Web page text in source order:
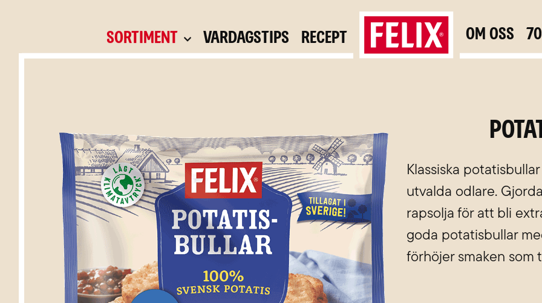
Sortiment Vardagstips Recept Om oss
Klassiska
utvalda odlare.
rapsolja för att bli
goda potatisbullar
förhöjer smaken som